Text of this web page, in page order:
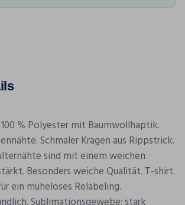
100 % Polyester mit Baumwollhaptik.
Schmaler Kragen aus Rippstrick.
sind mit einem weichen
Besonders weiche Qualität. T-shirt.
ein müheloses Relabeling.